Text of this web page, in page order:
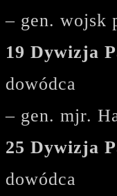
– gen. wojsk
19 Dywizja
dowódca
– gen. mjr.
25 Dywizja
dowódca